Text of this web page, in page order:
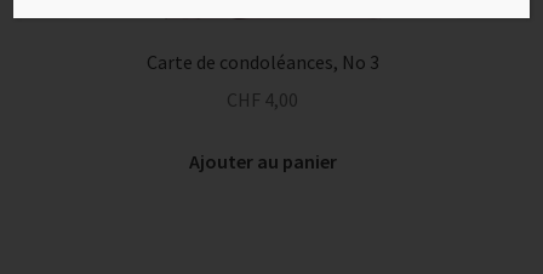
Carte de condoléances, No 3
CHF 4,00
Ajouter au panier